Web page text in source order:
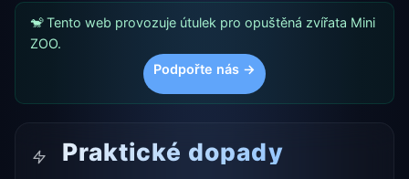
🐒 Tento web provozuje útulek pro opuštěná zvířata Mini
ZOO.
Podpořte nás →
Praktické dopady